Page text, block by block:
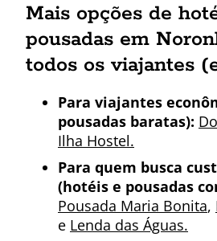
Mais opções de
pousadas em
todos os viajantes
Para viajantes
pousadas baratas):
Ilha Hostel.
Para quem busca
(hotéis e pousadas
Pousada Maria Bonita,
e Lenda das Águas.